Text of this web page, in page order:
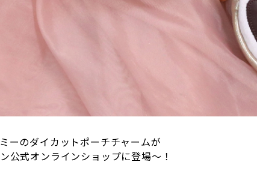
ーのダイカットポーチチャームが
公式オンラインショップに登場～！